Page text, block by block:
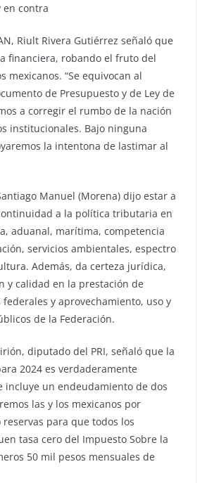
en contra
Riult Rivera Gutiérrez señaló que
financiera, robando el fruto del
mexicanos. “Se equivocan al
de Presupuesto y de Ley de
a corregir el rumbo de la nación
institucionales. Bajo ninguna
la intentona de lastimar al
Manuel (Morena) dijo estar a
a la política tributaria en
aduanal, marítima, competencia
servicios ambientales, espectro
Además, da certeza jurídica,
y calidad en la prestación de
y aprovechamiento, uso y
de la Federación.
diputado del PRI, señaló que la
2024 es verdaderamente
incluye un endeudamiento de dos
las y los mexicanos por
para que todos los
tasa cero del Impuesto Sobre la
50 mil pesos mensuales de